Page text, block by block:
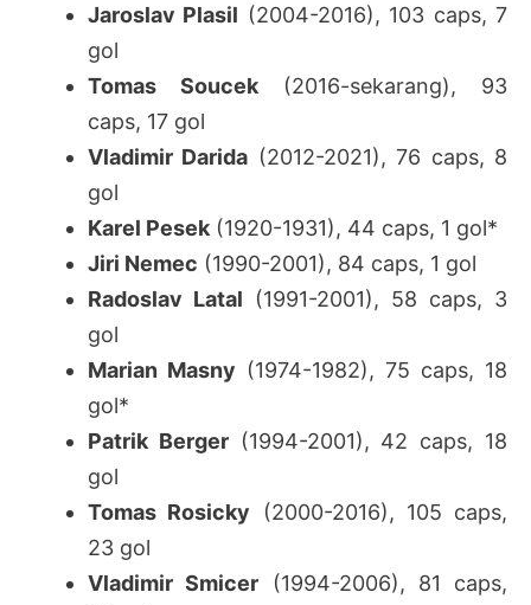
Jaroslav Plasil (2004-2016), 103 caps, 7
gol
Tomas Soucek
(2016-sekarang), 93
caps, 17 gol
Vladimir Darida (2012-2021), 76 caps, 8
gol
Karel Pesek (1920-1931), 44 caps, 1 gol*
Jiri Nemec (1990-2001), 84 caps, 1 gol
Radoslav Latal (1991-2001), 58 caps, 3
gol
Marian Masny (1974-1982), 75 caps, 18
gol*
Patrik Berger(1994-2001), 42 caps, 18
gol
Tomas Rosicky (2000-2016), 105 caps,
23 gol
Vladimir Smicer (1994-2006), 81 caps,